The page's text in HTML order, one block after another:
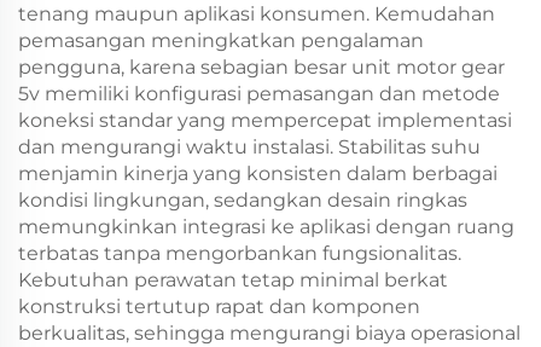
tenang maupun aplikasi konsumen. Kemudahan
pemasangan meningkatkan pengalaman
pengguna, karena sebagian besar unit motor gear
5v memiliki konfigurasi pemasangan dan metode
koneksi standar yang mempercepat implementasi
dan mengurangi waktu instalasi. Stabilitas suhu
menjamin kinerja yang konsisten dalam berbagai
kondisi lingkungan, sedangkan desain ringkas
memungkinkan integrasi ke aplikasi dengan ruang
terbatas tanpa mengorbankan fungsionalitas.
Kebutuhan perawatan tetap minimal berkat
konstruksi tertutup rapat dan komponen
berkualitas, sehingga mengurangi biaya operasional